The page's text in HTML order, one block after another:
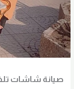
صيانة شاشات